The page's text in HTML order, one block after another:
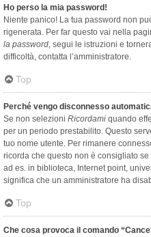
Ho perso la mia password!
Niente panico! La tua password non
rigenerata. Per far questo vai nella
la password, segui le istruzioni e
difficoltà, contatta l’amministratore.
Top
Perché vengo disconnesso
Se non selezioni Ricordami quando
per un periodo prestabilito. Questo
tuo nome utente. Per rimanere
ricorda che questo non è consigliato
ad es. in biblioteca, Internet point,
significa che un amministratore ha
Top
Che cosa provoca il comando